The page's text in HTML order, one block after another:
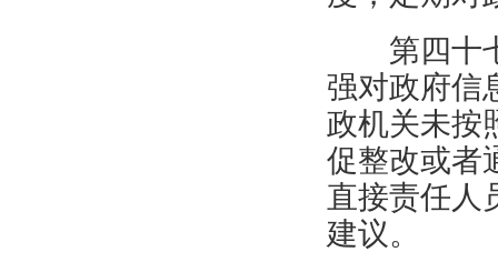
第四十
强对政府信
政机关未按
促整改或者
直接责任人
建议。